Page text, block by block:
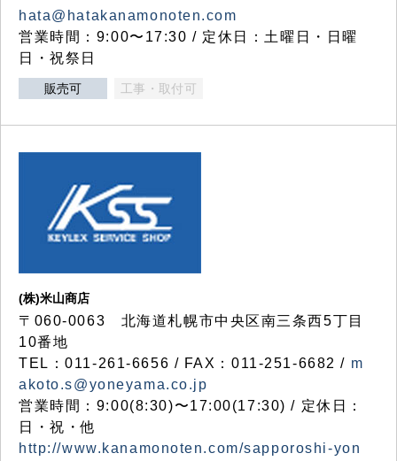
hata@hatakanamonoten.com
営業時間：9:00〜17:30 / 定休日：土曜日・日曜
日・祝祭日
販売可 工事・取付可
(株)米山商店
〒060-0063 北海道札幌市中央区南三条西5丁目
10番地
TEL：011-261-6656 / FAX：011-251-6682 / m
akoto.s@yoneyama.co.jp
営業時間：9:00(8:30)〜17:00(17:30) / 定休日：
日・祝・他
http://www.kanamonoten.com/sapporoshi-yon